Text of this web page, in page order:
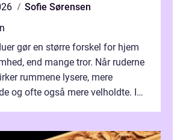
Sofie Sørensen
gør en større forskel for hjem
end mange tror. Når ruderne
rummene lysere, mere
og ofte også mere velholdte. I